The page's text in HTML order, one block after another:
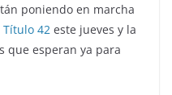
poniendo en marcha
Título 42 este jueves y la
que esperan ya para